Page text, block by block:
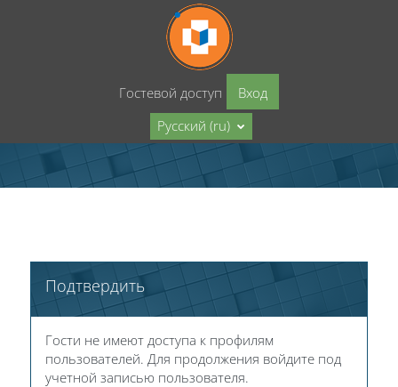
Перейти к основному содержанию
Гостевой доступ
Вход
Русский ‎(ru)‎
Подтвердить
Гости не имеют доступа к профилям
пользователей. Для продолжения войдите под
учетной записью пользователя.